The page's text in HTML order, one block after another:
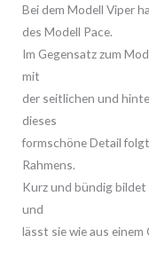
Bei dem Modell Viper
des Modell Pace.
Im Gegensatz zum
mit
der seitlichen und
dieses
formschöne Detail
Rahmens.
Kurz und bündig bildet
und
lässt sie wie aus einem